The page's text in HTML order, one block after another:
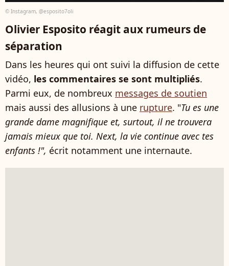
© Instagram, @esposito7oli
Olivier Esposito réagit aux rumeurs de
séparation
Dans les heures qui ont suivi la diffusion de cette
vidéo, les commentaires se sont multipliés.
Parmi eux, de nombreux messages de soutien
mais aussi des allusions à une rupture. "Tu es une
grande dame magnifique et, surtout, il ne trouvera
jamais mieux que toi. Next, la vie continue avec tes
enfants !", écrit notamment une internaute.